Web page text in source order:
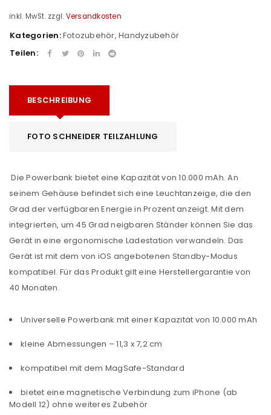
inkl. MwSt. zzgl. Versandkosten
Kategorien:Fotozubehör, Handyzubehör
Teilen:
BESCHREIBUNG
FOTO SCHNEIDER TEILZAHLUNG
Die Powerbank bietet eine Kapazität von 10.000 mAh. An
seinem Gehäuse befindet sich eine Leuchtanzeige, die den
Grad der verfügbaren Energie in Prozent anzeigt. Mit dem
integrierten, um 45 Grad neigbaren Ständer können Sie das
Gerät in eine ergonomische Ladestation verwandeln. Das
Gerät ist mit dem von iOS angebotenen Standby-Modus
kompatibel. Für das Produkt gilt eine Herstellergarantie von
40 Monaten.
Universelle Powerbank mit einer Kapazität von 10.000 mAh
kleine Abmessungen – 11,3 x 7,2 cm
kompatibel mit dem MagSafe-Standard
bietet eine magnetische Verbindung zum iPhone (ab
Modell 12) ohne weiteres Zubehör